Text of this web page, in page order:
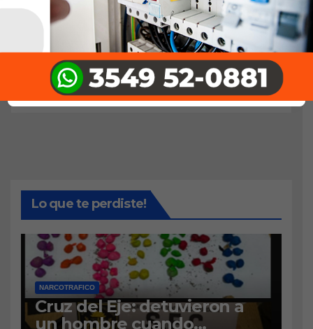
Lo que te perdiste!
NARCOTRAFICO
Cruz del Eje: detuvieron a
un hombre cuando